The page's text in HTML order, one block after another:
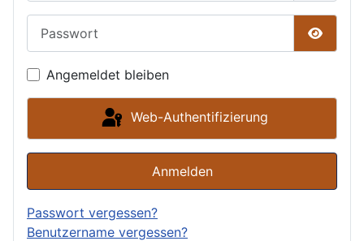
Angemeldet bleiben
Web-Authentifizierung
Anmelden
Passwort vergessen?
Benutzername vergessen?